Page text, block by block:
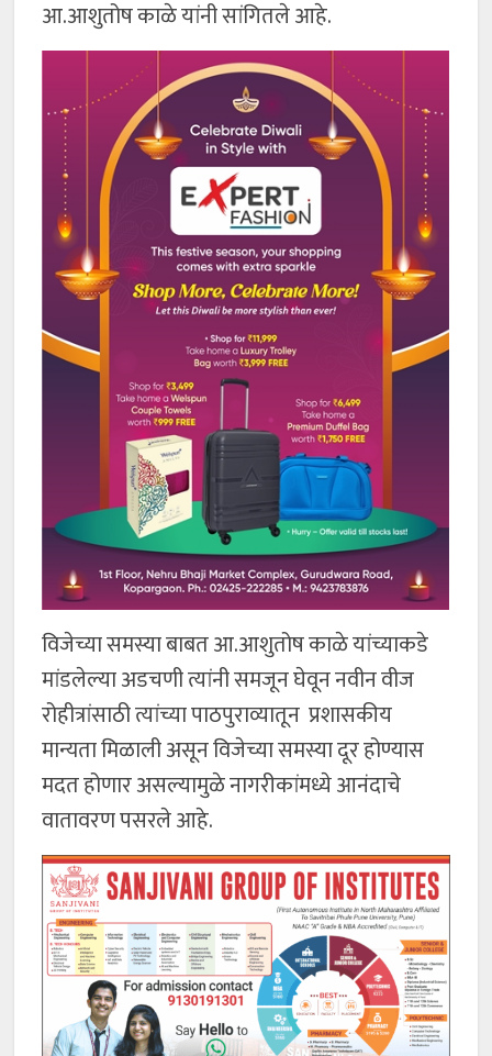
आ.आशुतोष काळे यांनी सांगितले आहे.
विजेच्या समस्या बाबत आ.आशुतोष काळे यांच्याकडे
मांडलेल्या अडचणी त्यांनी समजून घेवून नवीन वीज
रोहीत्रांसाठी त्यांच्या पाठपुराव्यातून प्रशासकीय
मान्यता मिळाली असून विजेच्या समस्या दूर होण्यास
मदत होणार असल्यामुळे नागरीकांमध्ये आनंदाचे
वातावरण पसरले आहे.